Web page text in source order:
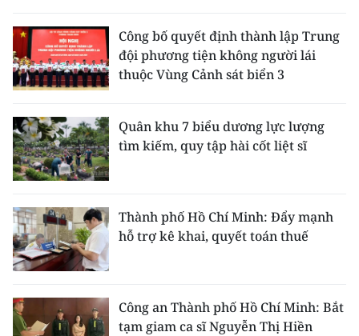
Công bố quyết định thành lập Trung
đội phương tiện không người lái
thuộc Vùng Cảnh sát biển 3
Quân khu 7 biểu dương lực lượng
tìm kiếm, quy tập hài cốt liệt sĩ
Thành phố Hồ Chí Minh: Đẩy mạnh
hỗ trợ kê khai, quyết toán thuế
Công an Thành phố Hồ Chí Minh: Bắt
tạm giam ca sĩ Nguyễn Thị Hiền